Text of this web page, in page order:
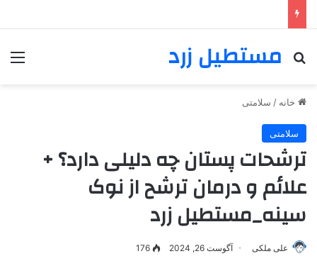
مستطیل زرد
خانه / سلامتی
سلامتی
ترشحات پستان چه دلیلی دارد؟ +
علائم و درمان ترشح از نوک
سینه_مستطیل زرد
علی ملکی آگوست 26, 2024 176